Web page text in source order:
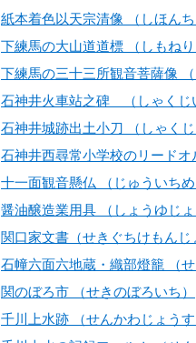
紙本着色以天宗清像 （しほん
下練馬の大山道道標 （しもね
下練馬の三十三所観音菩薩像
石神井火車站之碑 （しゃくじ
石神井城跡出土小刀 （しゃく
石神井西尋常小学校のリードオ
十一面観音懸仏 （じゅういち
醤油醸造業用具 （しょうゆじ
関口家文書（せきぐちけもんじ
石幢六面六地蔵・織部燈籠 （
関のぼろ市 （せきのぼろいち）
千川上水跡 （せんかわじょうす